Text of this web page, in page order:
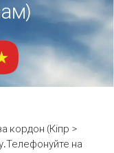
кордон (Кіпр >
Телефонуйте на